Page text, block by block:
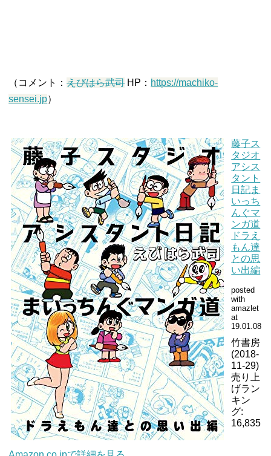
（コメント：えびはら武司HP： https://machiko-
sensei.jp）
藤子ス
タジオ
アシス
タント
日記ま
いっち
んぐマ
ンガ道
ドラえ
もん達
との思
い出編
posted
with
amazlet
at
19.01.08
竹書房
(2018-
11-29)
売り上
げラン
キン
グ:
16,835